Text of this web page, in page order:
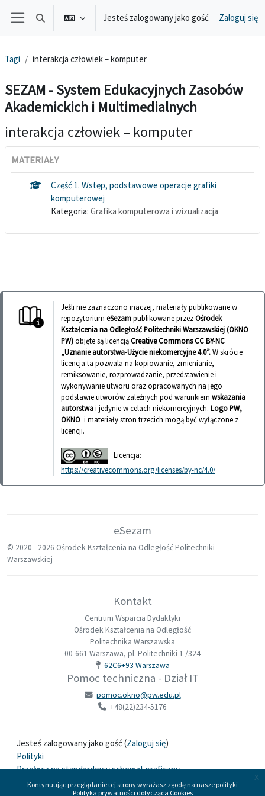
Przejdź do głównej zawartości
Kontynuując przeglądanie tej strony wyrażasz zgodę na nasze polityki
Polityka prywatności dotycząca Cookies
x
Panel boczny
Przełącznik wyszukiwarkiJesteś zalogowany jako gość Zaloguj się
Tagi interakcja człowiek – komputer
SEZAM - System Edukacyjnych Zasobów
Akademickich i Multimedialnych
interakcja człowiek – komputer
MATERIAŁY
Część 1. Wstęp, podstawowe operacje grafiki
komputerowej
Kategoria: Grafika komputerowa i wizualizacja
Jeśli nie zaznaczono inaczej, materiały publikowane w
repozytorium eSezampublikowane przezOśrodek
Kształcenia na Odległość Politechniki Warszawskiej (OKNO
PW)objęte są licencjąCreative Commons CC BY-NC
„Uznanie autorstwa-Użycie niekomercyjne 4.0”.W skrócie
licencja ta pozwala na kopiowanie, zmienianie,
remiksowanie, rozprowadzanie, przedstawienie i
wykonywanie utworu oraz opracowanych na jego
podstawie utworów zależnych pod warunkiem wskazania
autorstwai jedynie w celach niekomercyjnych. Logo PW,
OKNO i materiały stron trzecich mogą być wyłączone z
licencji.
Licencja:
https://creativecommons.org/licenses/by-nc/4.0/
eSezam
© 2020 - 2026 Ośrodek Kształcenia na Odległość Politechniki
Warszawskiej
Kontakt
Centrum Wsparcia Dydaktyki
Ośrodek Kształcenia na Odległość
Politechnika Warszawska
00-661 Warszawa, pl. Politechniki 1 /324
62C6+93 Warszawa
Pomoc techniczna - Dział IT
pomoc.okno@pw.edu.pl
+48(22)234-5176
Jesteś zalogowany jako gość (Zaloguj się)
Polityki
Przełącz na standardowy schemat graficzny